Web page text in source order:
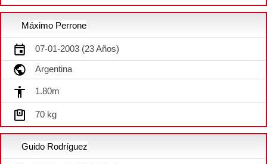
Máximo Perrone
07-01-2003 (23 Años)
Argentina
1.80m
70 kg
Guido Rodríguez